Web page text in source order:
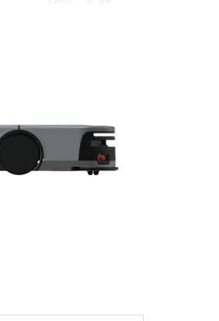
যানবাহন